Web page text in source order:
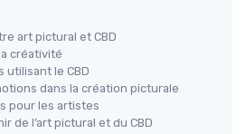
art pictural et CBD
créativité
utilisant le CBD
dans la création picturale
pour les artistes
de l’art pictural et du CBD